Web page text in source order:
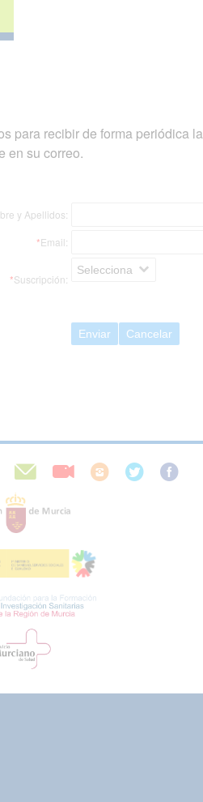
para recibir de forma periódica
en su correo.
y Apellidos:
*Email:
*Suscripción:
Selecciona
Enviar Cancelar